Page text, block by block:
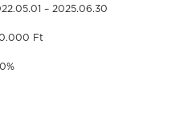
– 2025.06.30
Ft